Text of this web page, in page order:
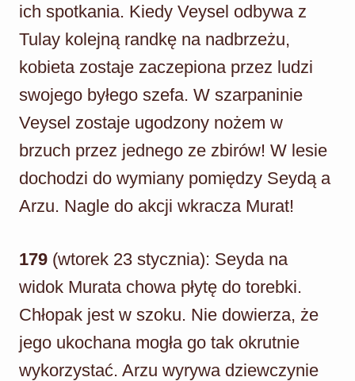
ich spotkania. Kiedy Veysel odbywa z
Tulay kolejną randkę na nadbrzeżu,
kobieta zostaje zaczepiona przez ludzi
swojego byłego szefa. W szarpaninie
Veysel zostaje ugodzony nożem w
brzuch przez jednego ze zbirów! W lesie
dochodzi do wymiany pomiędzy Seydą a
Arzu. Nagle do akcji wkracza Murat!
179 (wtorek 23 stycznia): Seyda na
widok Murata chowa płytę do torebki.
Chłopak jest w szoku. Nie dowierza, że
jego ukochana mogła go tak okrutnie
wykorzystać. Arzu wyrywa dziewczynie